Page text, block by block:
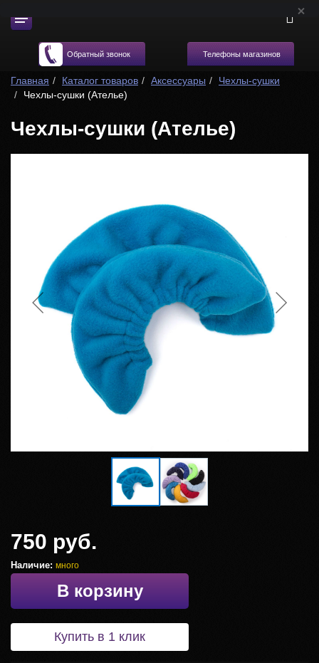
Обратный звонок Телефоны магазинов
Главная Каталог товаров Аксессуары
Чехлы-сушки
Чехлы-сушки (Ателье)
Чехлы-сушки (Ателье)
750 руб.
Наличие: много
В корзину
Купить в 1 клик